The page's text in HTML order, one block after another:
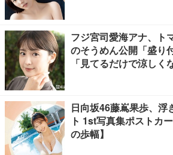
フジ宮司愛海アナ、ト
のそうめん公開「盛り
「見てるだけで涼しく
日向坂46藤嶌果歩、浮
ト 1st写真集ポストカ
の歩幅】